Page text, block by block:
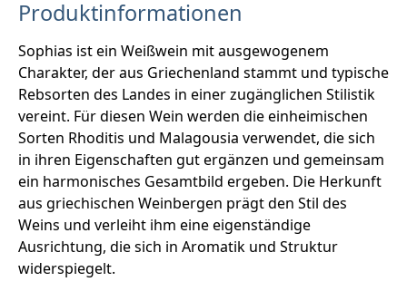
Produktinformationen
Sophias ist ein Weißwein mit ausgewogenem
Charakter, der aus Griechenland stammt und typische
Rebsorten des Landes in einer zugänglichen Stilistik
vereint. Für diesen Wein werden die einheimischen
Sorten Rhoditis und Malagousia verwendet, die sich
in ihren Eigenschaften gut ergänzen und gemeinsam
ein harmonisches Gesamtbild ergeben. Die Herkunft
aus griechischen Weinbergen prägt den Stil des
Weins und verleiht ihm eine eigenständige
Ausrichtung, die sich in Aromatik und Struktur
widerspiegelt.